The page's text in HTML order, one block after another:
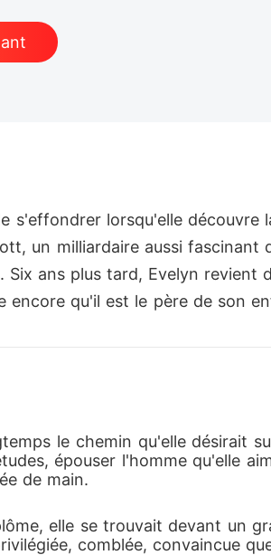
s'effondrer lorsqu'elle
un milliardaire aussi
Six ans plus tard, Evelyn
qu'il est le père de son
le chemin qu'elle désirait
épouser l'homme qu'elle
de main.
elle se trouvait devant un
comblée, convaincue